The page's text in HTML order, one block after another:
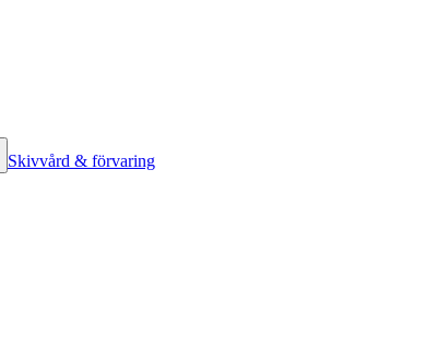
Skivvård & förvaring